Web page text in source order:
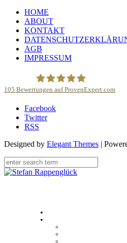
HOME
ABOUT
KONTAKT
AGB
IMPRESSUM
Stefan Rappenglück
105 Bewertungen auf ProvenExpert.com
Facebook
Twitter
RSS
Designed by Elegant Themes |